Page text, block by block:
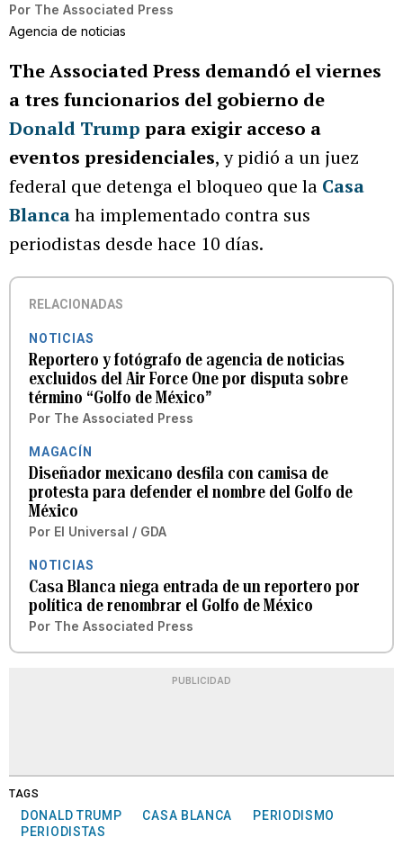
Por The Associated Press
Agencia de noticias
The Associated Press demandó el viernes
a tres funcionarios del gobierno de
Donald Trump para exigir acceso a
eventos presidenciales, y pidió a un juez
federal que detenga el bloqueo que la Casa
Blancaha implementado contra sus
periodistas desde hace 10 días.
RELACIONADAS
NOTICIAS
Reportero y fotógrafo de agencia de noticias
excluidos del Air Force One por disputa sobre
término “Golfo de México”
Por The Associated Press
MAGACÍN
Diseñador mexicano desfila con camisa de
protesta para defender el nombre del Golfo de
México
Por El Universal / GDA
NOTICIAS
Casa Blanca niega entrada de un reportero por
política de renombrar el Golfo de México
Por The Associated Press
PUBLICIDAD
TAGS
DONALD TRUMP CASA BLANCA
PERIODISMO
PERIODISTAS